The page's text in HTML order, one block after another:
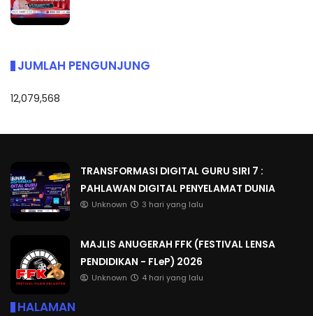
JUMLAH PENGUNJUNG
12,079,568
TRANSFORMASI DIGITAL GURU SIRI 7 :
PAHLAWAN DIGITAL PENYELAMAT DUNIA
Unknown 3 hari yang lalu
MAJLIS ANUGERAH FFK (FESTIVAL LENSA
PENDIDIKAN - FLeP) 2026
Unknown 4 hari yang lalu
HALAMAN